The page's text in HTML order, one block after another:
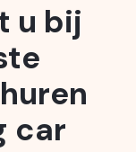
u bij
car